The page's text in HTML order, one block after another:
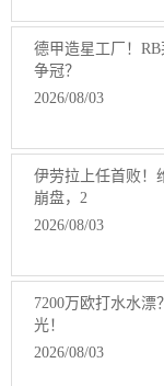
德甲造星工厂！
争冠？
2026/08/03
伊劳拉上任首败！
崩盘，2
2026/08/03
7200万欧打水水漂
光！
2026/08/03